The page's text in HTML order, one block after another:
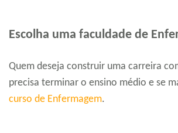
Escolha uma faculdade de
Quem deseja construir uma carreira
precisa terminar o ensino médio e se
curso de Enfermagem.